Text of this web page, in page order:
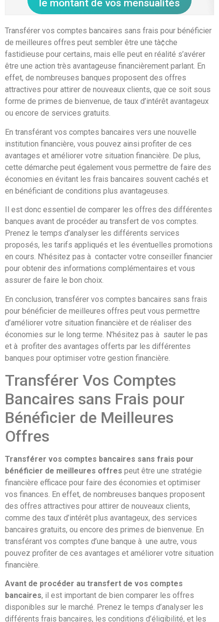
le montant de vos mensualités
Transférer vos comptes bancaires sans frais pour bénéficier
de meilleures offres peut sembler être une tà¢che
fastidieuse pour certains, mais elle peut en réalité s’avérer
être une action très avantageuse financièrement parlant. En
effet, de nombreuses banques proposent des offres
attractives pour attirer de nouveaux clients, que ce soit sous
forme de primes de bienvenue, de taux d’intérêt avantageux
ou encore de services gratuits.
En transférant vos comptes bancaires vers une nouvelle
institution financière, vous pouvez ainsi profiter de ces
avantages et améliorer votre situation financière. De plus,
cette démarche peut également vous permettre de faire des
économies en évitant les frais bancaires souvent cachés et
en bénéficiant de conditions plus avantageuses.
Il est donc essentiel de comparer les offres des différentes
banques avant de procéder au transfert de vos comptes.
Prenez le temps d’analyser les différents services
proposés, les tarifs appliqués et les éventuelles promotions
en cours. N’hésitez pas à contacter votre conseiller financier
pour obtenir des informations complémentaires et vous
assurer de faire le bon choix.
En conclusion, transférer vos comptes bancaires sans frais
pour bénéficier de meilleures offres peut vous permettre
d’améliorer votre situation financière et de réaliser des
économies sur le long terme. N’hésitez pas à sauter le pas
et à profiter des avantages offerts par les différentes
banques pour optimiser votre gestion financière.
Transférer Vos Comptes
Bancaires sans Frais pour
Bénéficier de Meilleures
Offres
Transférer vos comptes bancaires sans frais pour
bénéficier de meilleures offres peut être une stratégie
financière efficace pour faire des économies et optimiser
vos finances. En effet, de nombreuses banques proposent
des offres attractives pour attirer de nouveaux clients,
comme des taux d’intérêt plus avantageux, des services
bancaires gratuits, ou encore des primes de bienvenue. En
transférant vos comptes d’une banque à une autre, vous
pouvez profiter de ces avantages et améliorer votre situation
financière.
Avant de procéder au transfert de vos comptes
bancaires, il est important de bien comparer les offres
disponibles sur le marché. Prenez le temps d’analyser les
différents frais bancaires, les conditions d’éligibilité, et les